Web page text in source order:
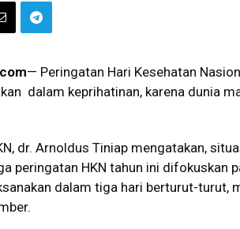
— Peringatan Hari Kesehatan
dalam keprihatinan, karena dunia
dr. Arnoldus Tiniap mengatakan,
peringatan HKN tahun ini difokuskan
dalam tiga hari berturut-turut,